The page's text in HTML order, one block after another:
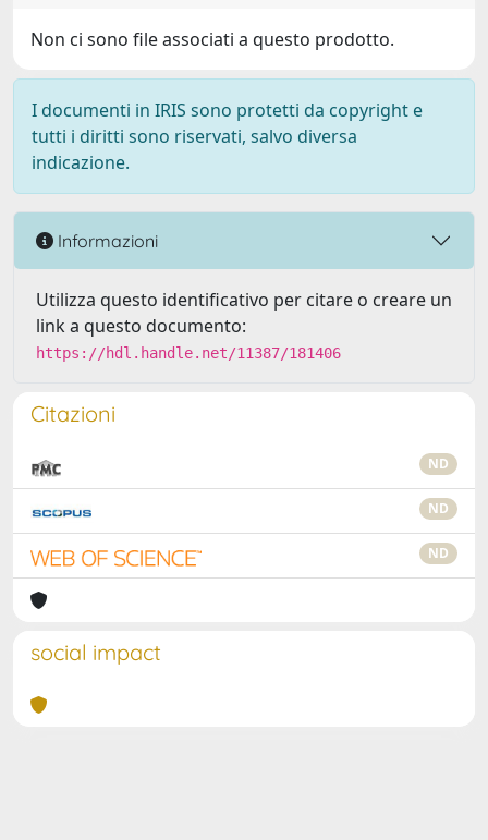
Non ci sono file associati a questo prodotto.
I documenti in IRIS sono protetti da copyright e
tutti i diritti sono riservati, salvo diversa
indicazione.
Informazioni
Utilizza questo identificativo per citare o creare un
link a questo documento:
https://hdl.handle.net/11387/181406
Citazioni
ND
ND
ND
social impact